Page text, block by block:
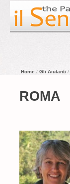
Home / Gli Aiutanti /
ROMA